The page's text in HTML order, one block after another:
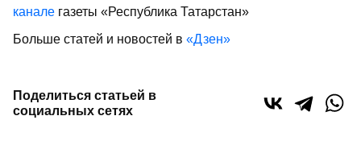
канале газеты «Республика Татарстан»
Больше статей и новостей в «Дзен»
Поделиться статьей в
социальных сетях